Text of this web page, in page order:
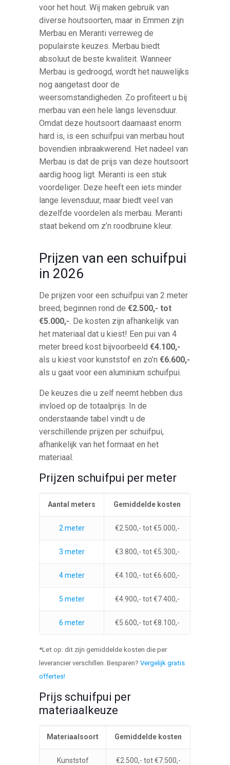
voor het hout. Wij maken gebruik van
diverse houtsoorten, maar in Emmen zijn
Merbau en Meranti verreweg de
populairste keuzes. Merbau biedt
absoluut de beste kwaliteit. Wanneer
Merbau is gedroogd, wordt het nauwelijks
nog aangetast door de
weersomstandigheden. Zo profiteert u bij
merbau van een hele langs levensduur.
Omdat deze houtsoort daarnaast enorm
hard is, is een schuifpui van merbau hout
bovendien inbraakwerend. Het nadeel van
Merbau is dat de prijs van deze houtsoort
aardig hoog ligt. Meranti is een stuk
voordeliger. Deze heeft een iets minder
lange levensduur, maar biedt veel van
dezelfde voordelen als merbau. Meranti
staat bekend om z’n roodbruine kleur.
Prijzen van een schuifpui
in 2026
De prijzen voor een schuifpui van 2 meter
breed, beginnen rond de€2.500,- tot
€5.000,- . De kosten zijn afhankelijk van
het materiaal dat u kiest! Een pui van 4
meter breed kost bijvoorbeeld€4.100,-
als u kiest voor kunststof en zo’n€6.600,-
als u gaat voor een aluminium schuifpui.
De keuzes die u zelf neemt hebben dus
invloed op de totaalprijs. In de
onderstaande tabel vindt u de
verschillende prijzen per schuifpui,
afhankelijk van het formaat en het
materiaal.
Prijzen schuifpui per meter
Aantal meters Gemiddelde kosten
2 meter €2.500,- tot €5.000,-
3 meter €3.800,- tot €5.300,-
4 meter €4.100,- tot €6.600,-
5 meter €4.900,- tot €7.400,-
6 meter €5.600,- tot €8.100,-
*Let op: dit zijn gemiddelde kosten die per
leverancier verschillen. Besparen?Vergelijk gratis
offertes!
Prijs schuifpui per
materiaalkeuze
Materiaalsoort Gemiddelde kosten
Kunststof €2.500,- tot €7.500,-